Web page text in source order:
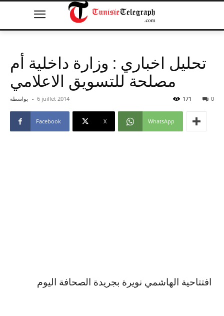
تحليل اخباري : وزارة داخلية أم
مصلحة للتسويق الاعلامي
بواسطة - 6 juillet 2014 0
171
Facebook X WhatsApp